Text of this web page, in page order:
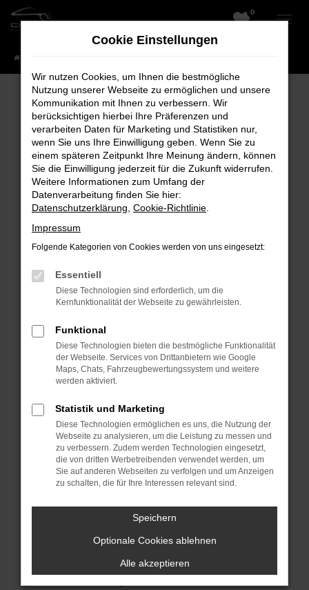
Zum
0
Fehler: Network Error
Beim Laden ist ein Fehler aufgetreten.
Hier sind ein paar Tipps, die dir helfen können:
Überprüfe deine Firewall und deine
Internetverbindung.
Laden andere Webseiten, zum Beispiel
deine Suchmaschine?
Manche Erweiterungen, wie Werbeblocker,
können das Laden bestimmter Seiten
anderen Browser oder in einem privaten
Fenster?
Starte dein Gerät neu.
Das kann manchmal helfen,
vorübergehende Probleme zu beheben.
Stelle sicher, dass dein Browser und dein
Betriebssystem auf dem neuesten Stand
sind.
Veraltete Software birgt nicht nur ein
führen, dass bestimmte Funktionen nicht
mehr unterstützt werden.
Wende dich an den Webseitenbetreiber.
Wenn du alle oben genannten Schritte
versucht hast, kontaktiere uns bitte. Wir
Cookie Einstellungen
Wir nutzen Cookies, um Ihnen die bestmögliche
Nutzung unserer Webseite zu ermöglichen und unsere
Kommunikation mit Ihnen zu verbessern. Wir
berücksichtigen hierbei Ihre Präferenzen und
verarbeiten Daten für Marketing und Statistiken nur,
wenn Sie uns Ihre Einwilligung geben. Wenn Sie zu
einem späteren Zeitpunkt Ihre Meinung ändern, können
Sie die Einwilligung jederzeit für die Zukunft widerrufen.
Weitere Informationen zum Umfang der
Datenverarbeitung finden Sie hier:
Datenschutzerklärung Cookie-Richtlinie
Impressum
Folgende Kategorien von Cookies werden von uns eingesetzt:
Essentiell
Diese Technologien sind erforderlich, um die
Kernfunktionalität der Webseite zu gewährleisten.
Funktional
Diese Technologien bieten die bestmögliche Funktionalität
der Webseite. Services von Drittanbietern wie Google
Maps, Chats, Fahrzeugbewertungssystem und weitere
werden aktiviert.
Statistik und Marketing
Diese Technologien ermöglichen es uns, die Nutzung der
Webseite zu analysieren, um die Leistung zu messen und
zu verbessern. Zudem werden Technologien eingesetzt,
die von dritten Werbetreibenden verwendet werden, um
Sie auf anderen Webseiten zu verfolgen und um Anzeigen
zu schalten, die für Ihre Interessen relevant sind.
Speichern
Optionale Cookies ablehnen
Alle akzeptieren